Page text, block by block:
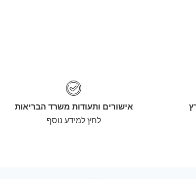
אישורים ותעודות משרד הבריאות
לחץ למידע נוסף